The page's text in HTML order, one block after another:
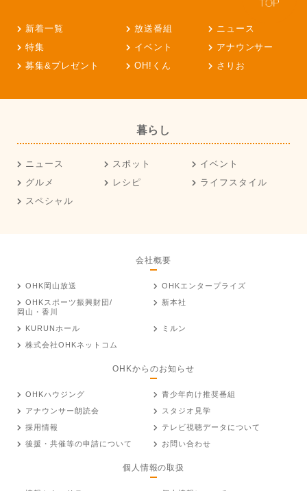
新着一覧 放送番組
ニュース
特集
イベント
アナウンサー
募集&プレゼント
OH!くん さりお
暮らし
ニュース スポット
イベント
グルメ
レシピ
ライフスタイル
スペシャル
会社概要
OHK岡山放送
OHKエンタープライズ
OHKスポーツ振興財団/
岡山・香川
新本社
KURUNホール
ミルン
株式会社OHKネットコム
OHKからのお知らせ
OHKハウジング
青少年向け推奨番組
アナウンサー朗読会
スタジオ見学
採用情報
テレビ視聴データについて
後援・共催等の申請について
お問い合わせ
個人情報の取扱